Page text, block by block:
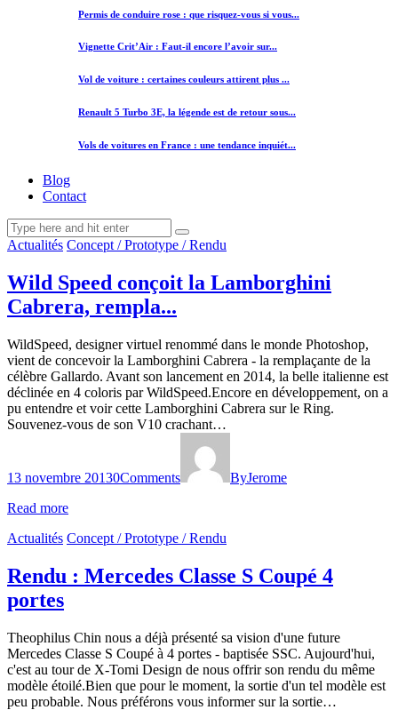
Permis de conduire rose : que risquez-vous si vous...
Vignette Crit’Air : Faut-il encore l’avoir sur...
Vol de voiture : certaines couleurs attirent plus ...
Renault 5 Turbo 3E, la légende est de retour sous...
Vols de voitures en France : une tendance inquiét...
Blog
Contact
Actualités Concept / Prototype / Rendu
Wild Speed conçoit la Lamborghini
Cabrera, rempla...
WildSpeed, designer virtuel renommé dans le monde Photoshop,
vient de concevoir la Lamborghini Cabrera - la remplaçante de la
célèbre Gallardo. Avant son lancement en 2014, la belle italienne est
déclinée en 4 coloris par WildSpeed.Encore en développement, on a
pu entendre et voir cette Lamborghini Cabrera sur le Ring.
Souvenez-vous de son V10 crachant…
13 novembre 20130Comments ByJerome
Read more
Actualités Concept / Prototype / Rendu
Rendu : Mercedes Classe S Coupé 4
portes
Theophilus Chin nous a déjà présenté sa vision d'une future
Mercedes Classe S Coupé à 4 portes - baptisée SSC. Aujourd'hui,
c'est au tour de X-Tomi Design de nous offrir son rendu du même
modèle étoilé.Bien que pour le moment, la sortie d'un tel modèle est
peu probable. Nous préférons vous informer sur la sortie…